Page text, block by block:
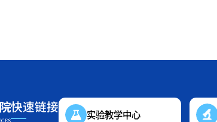
快速链接 实验教学中心